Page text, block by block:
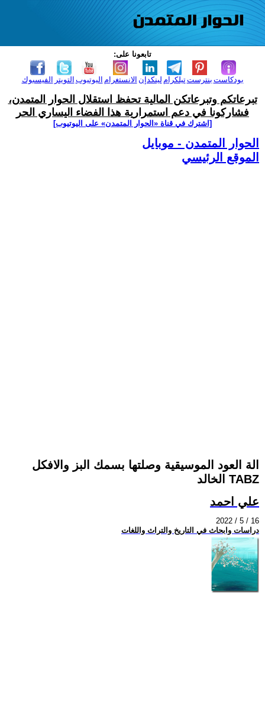
تابعونا على:
الفيسبوك التويتر اليوتيوب الانستغرام لينكدإن تيلكرامبنترست بودكاست
تبرعاتكم وتبرعاتكن المالية تحفظ استقلال الحوار المتمدن،
فشاركونا في دعم استمرارية هذا الفضاء اليساري الحر
[اشترك في قناة ‫«الحوار المتمدن» على اليوتيوب]
الحوار المتمدن - موبايل
الموقع الرئيسي
الة العود الموسيقية وصلتها بسمك البز والافكل
الخالد TABZ
علي احمد
2022 / 5 / 16
دراسات وابحاث في التاريخ والتراث واللغات